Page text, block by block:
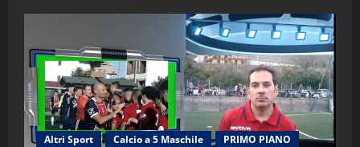
Altri Sport Calcio a 5 Maschile
PRIMO PIANO